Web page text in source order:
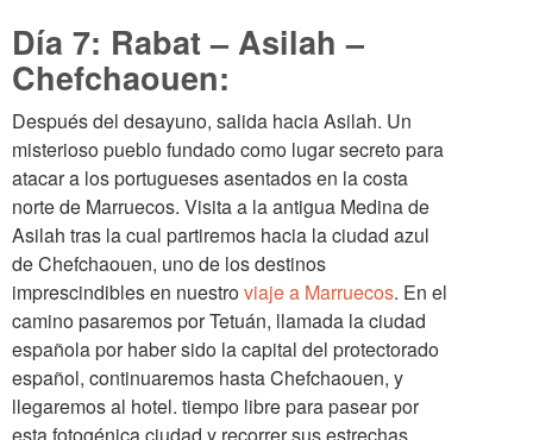
Día 7: Rabat – Asilah –
Chefchaouen:
Después del desayuno, salida hacia Asilah. Un
misterioso pueblo fundado como lugar secreto para
atacar a los portugueses asentados en la costa
norte de Marruecos. Visita a la antigua Medina de
Asilah tras la cual partiremos hacia la ciudad azul
de Chefchaouen, uno de los destinos
imprescindibles en nuestroviaje a Marruecos. En el
camino pasaremos por Tetuán, llamada la ciudad
española por haber sido la capital del protectorado
español, continuaremos hasta Chefchaouen, y
llegaremos al hotel. tiempo libre para pasear por